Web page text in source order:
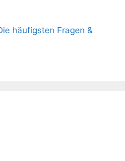
häufigsten Fragen &